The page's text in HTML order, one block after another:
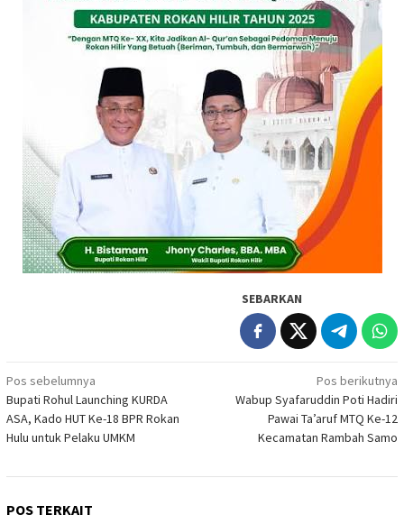
SEBARKAN
Navigasi
pos
Pos sebelumnya
Bupati Rohul Launching KURDA
ASA, Kado HUT Ke-18 BPR Rokan
Hulu untuk Pelaku UMKM
Pos berikutnya
Wabup Syafaruddin Poti Hadiri
Pawai Ta’aruf MTQ Ke-12
Kecamatan Rambah Samo
POS TERKAIT